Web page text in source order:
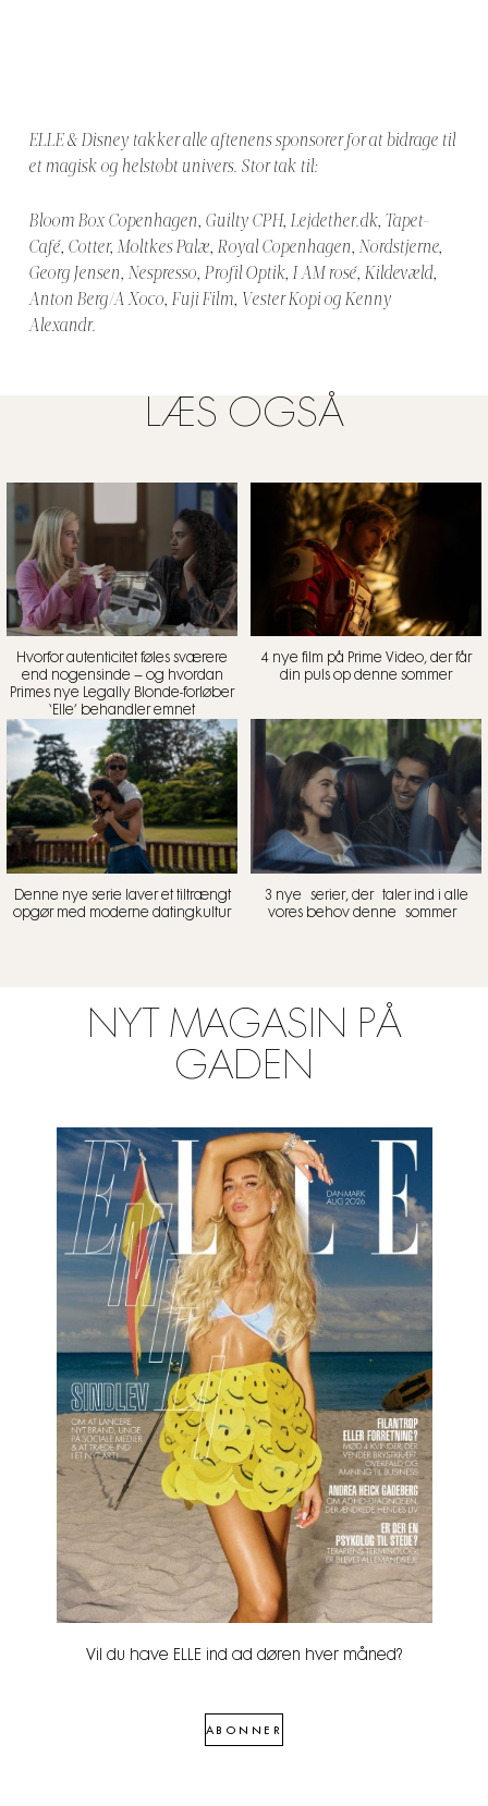
ELLE & Disney takker alle aftenens sponsorer for at bidrage til
et magisk og helstøbt univers. Stor tak til:
Bloom Box Copenhagen, Guilty CPH, Lejdether.dk, Tapet-
Café, Cotter, Moltkes Palæ, Royal Copenhagen, Nordstjerne,
Georg Jensen, Nespresso, Profil Optik, I AM rosé, Kildevæld,
Anton Berg/A Xoco, Fuji Film, Vester Kopi og Kenny
Alexandr.
LÆS OGSÅ
Hvorfor autenticitet føles sværere
end nogensinde – og hvordan
Primes nye Legally Blonde-forløber
‘Elle’ behandler emnet
4 nye film på Prime Video, der får
din puls op denne sommer
Denne nye serie laver et tiltrængt
opgør med moderne datingkultur
3 nye serier, der taler ind i alle
vores behov denne sommer
NYT MAGASIN PÅ
GADEN
Vil du have ELLE ind ad døren hver måned?
ABONNER